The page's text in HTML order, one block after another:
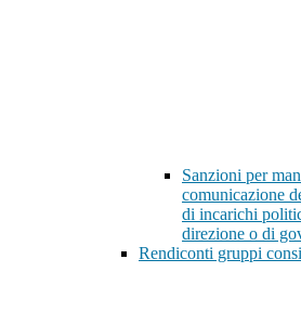
Sanzioni per
comunicazione
di incarichi
direzione o di
Rendiconti gruppi